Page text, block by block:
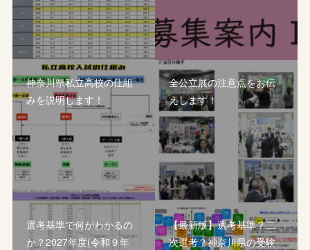
神奈川県私立高校の仕組
みを説明します！
全公立展の注意点をお伝
えします！
選考基準で何がわかるの
か？2027年度(令和９年
【最新版】選考基準？二
次選考？神奈川県の受験